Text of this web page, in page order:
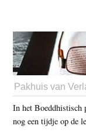
Pakhuis van
In het Boeddhistisch
nog een tijdje op de